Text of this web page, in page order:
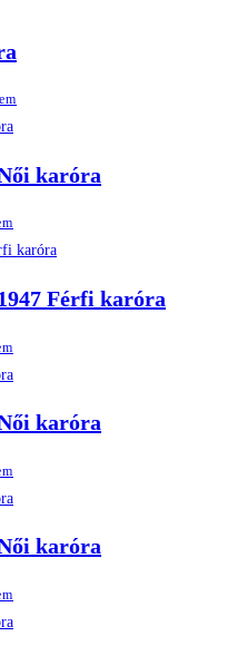
karóra
Férfi karóra
karóra
karóra